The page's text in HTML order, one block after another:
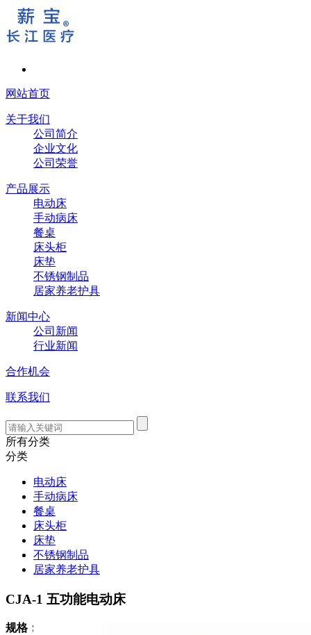
网站首页
关于我们
公司简介
企业文化
公司荣誉
产品展示
电动床
手动病床
餐桌
床头柜
床垫
不锈钢制品
居家养老护具
新闻中心
公司新闻
行业新闻
合作机会
联系我们
所有分类
分类
电动床
手动病床
餐桌
床头柜
床垫
不锈钢制品
居家养老护具
CJA-1 五功能电动床
规格：2130*990*500~800